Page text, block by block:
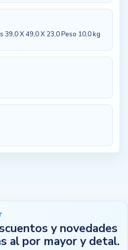
39,0 X 49,0 X 23,0 Peso 10,0 kg
y novedades
al por mayor y detal.